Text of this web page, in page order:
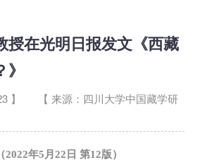
授在光明日报发文《西藏
】
【 来源：四川大学中国藏学研
年5月22日 第12版）